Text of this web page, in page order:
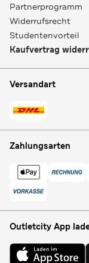
Partnerprogramm
Widerrufsrecht
Studentenvorteil
Kaufvertrag
Versandart
Zahlungsarten
Outletcity App